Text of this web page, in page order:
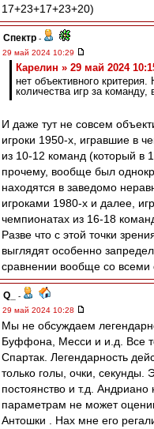
17+23+17+23+20)
Спектр -
29 май 2024 10:29
Карелин » 29 май 2024
нет объективного критерия.
количества игр за команду,
И даже тут не совсем
игроки 1950-х, игравшие в
из 10-12 команд (который в
прочему, вообще был
находятся в заведомо
игроками 1980-х и далее,
чемпионатах из 16-18
Разве что с этой точки
выглядят особенно
сравнении вообще со всеми
Q_
-
29 май 2024 10:28
Мы не обсуждаем
Буффона, Месси и и.д. Все
Спартак. Легендарность
только голы, очки, секунды.
постоянство и т.д. Андриано
параметрам не может
Антошки . Нах мне его